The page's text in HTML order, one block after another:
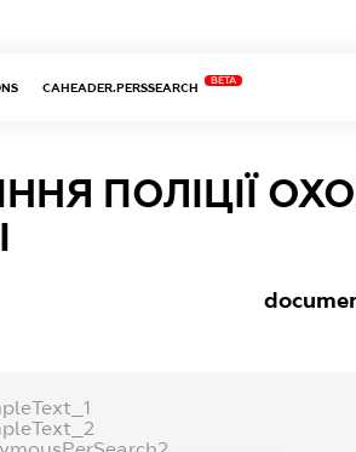
CAHEADER.PERSSEARCH
BETA
ПОЛІЦІЇ